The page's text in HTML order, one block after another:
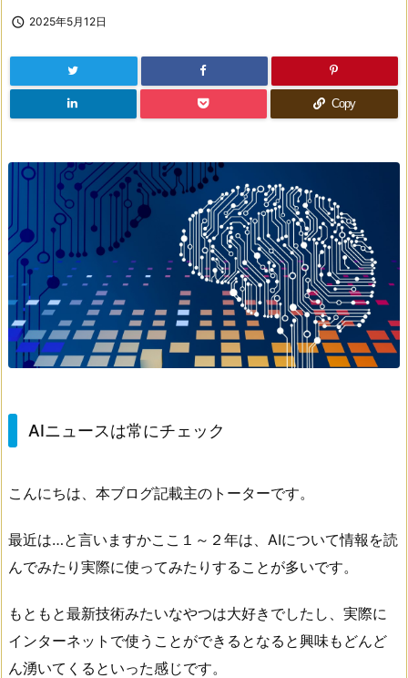
 2025年5月12日
Copy
AIニュースは常にチェック
こんにちは、本ブログ記載主のトーターです。
最近は…と言いますかここ１～２年は、AIについて情報を読
んでみたり実際に使ってみたりすることが多いです。
もともと最新技術みたいなやつは大好きでしたし、実際に
インターネットで使うことができるとなると興味もどんど
ん湧いてくるといった感じです。